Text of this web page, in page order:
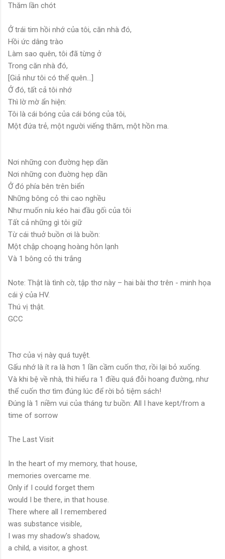
Thăm lần chót
Ở trái tim hồi nhớ của tôi, căn nhà đó,
Hồi ức dâng trào
Làm sao quên, tôi đã từng ở
Trong căn nhà đó,
[Giả như tôi có thể quên…]
Ở đó, tất cả tôi nhớ
Thì lờ mờ ẩn hiện:
Tôi là cái bóng của cái bóng của tôi,
Một đứa trẻ, một người viếng thăm, một hồn ma.
Nơi những con đường hẹp dần
Nơi những con đuờng hẹp dần
Ở đó phía bên trên biển
Những bông cỏ thi cao nghều
Như muốn níu kéo hai đầu gối của tôi
Tất cả những gì tôi giữ
Từ cái thuở buồn ơi là buồn:
Một chập choạng hoàng hôn lạnh
Và 1 bông cỏ thi trắng
Note: Thật là tình cờ, tập thơ này – hai bài thơ trên - minh họa
cái ý của HV.
Thú vị thật.
GCC
Thơ của vị này quá tuyệt.
Gấu nhớ là ít ra là hơn 1 lần cầm cuốn thơ, rồi lại bỏ xuống.
Và khi bệ về nhà, thì hiểu ra 1 điều quá đỗi hoang đường, như
thể cuốn thơ tìm đúng lúc để rời bỏ tiệm sách!
Đúng là 1 niềm vui của tháng tư buồn: All I have kept/from a
time of sorrow
The Last Visit
In the heart of my memory, that house,
memories overcame me.
Only if I could forget them
would I be there, in that house.
There where all I remembered
was substance visible,
I was my shadow's shadow,
a child, a visitor, a ghost.